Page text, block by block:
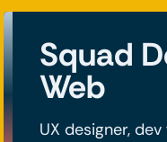
Squad
Web
UX designer,